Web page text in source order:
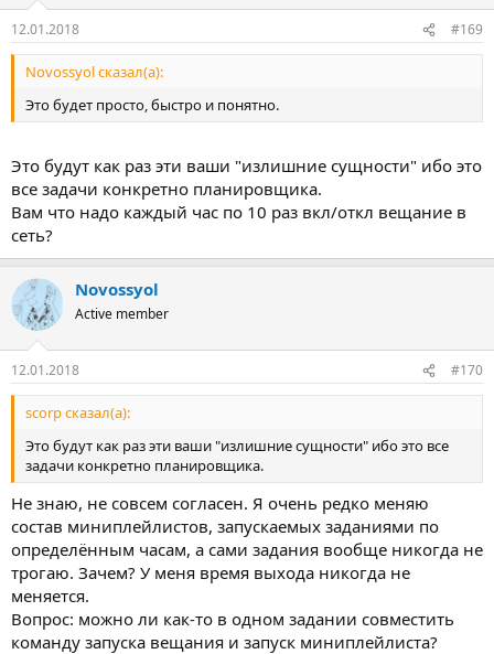
12.01.2018 #169
Novossyol сказал(а):
Это будет просто, быстро и понятно.
Это будут как раз эти ваши "излишние сущности" ибо это
все задачи конкретно планировщика.
Вам что надо каждый час по 10 раз вкл/откл вещание в
сеть?
Novossyol
Active member
12.01.2018 #170
scorp сказал(а):
Это будут как раз эти ваши "излишние сущности" ибо это все
задачи конкретно планировщика.
Не знаю, не совсем согласен. Я очень редко меняю
состав миниплейлистов, запускаемых заданиями по
определённым часам, а сами задания вообще никогда не
трогаю. Зачем? У меня время выхода никогда не
меняется.
Вопрос: можно ли как-то в одном задании совместить
команду запуска вещания и запуск миниплейлиста?